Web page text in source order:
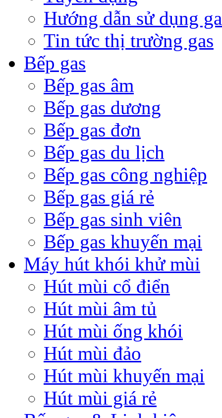
Hướng dẫn sử dụng
Tin tức thị trường gas
Bếp gas
Bếp gas âm
Bếp gas dương
Bếp gas đơn
Bếp gas du lịch
Bếp gas công nghiệp
Bếp gas giá rẻ
Bếp gas sinh viên
Bếp gas khuyến mại
Máy hút khói khử mùi
Hút mùi cổ điển
Hút mùi âm tủ
Hút mùi ống khói
Hút mùi đảo
Hút mùi khuyến mại
Hút mùi giá rẻ